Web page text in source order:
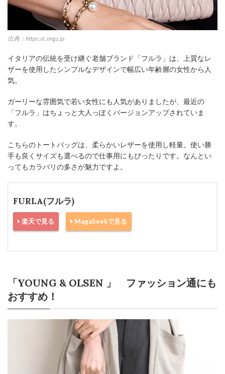
出典：https://c.imgz.jp
イタリアの伝統を受け継ぐ老舗ブランド「フルラ」は、上質なレ
ザーを使用したシンプルなデザインで幅広い年齢層の女性から人
気。
ガーリーな雰囲気で若い女性にも人気がありましたが、最近の
「フルラ」はちょっと大人っぽくバージョンアップされていま
す。
こちらのトートバッグは、柔らかいレザーを使用し軽量。使い勝
手も良くサイズも選べるので仕事用にもぴったりです。なんとい
ってもカラバリの多さが魅力ですよ。
FURLA(フルラ)
楽天で見る MagaSeekで見る
「YOUNG & OLSEN 」 ファッション通にも
おすすめ！